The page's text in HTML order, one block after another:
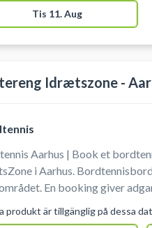
Tis 11. Aug
Idrætszone -
Aarhus | Book et
Aarhus. Bordtennisbordet står i
giver adgang til huset og til
medbringes! Gratis
produkt är tillgänglig på dessa